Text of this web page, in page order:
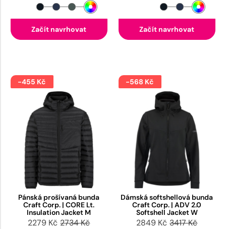
Začít navrhovat Začít navrhovat
-455 Kč
Pánská prošívaná bunda
Craft Corp. | CORE Lt.
Insulation Jacket M
2279 Kč 2734 Kč
-568 Kč
Dámská softshellová bunda
Craft Corp. | ADV 2.0
Softshell Jacket W
2849 Kč 3417 Kč